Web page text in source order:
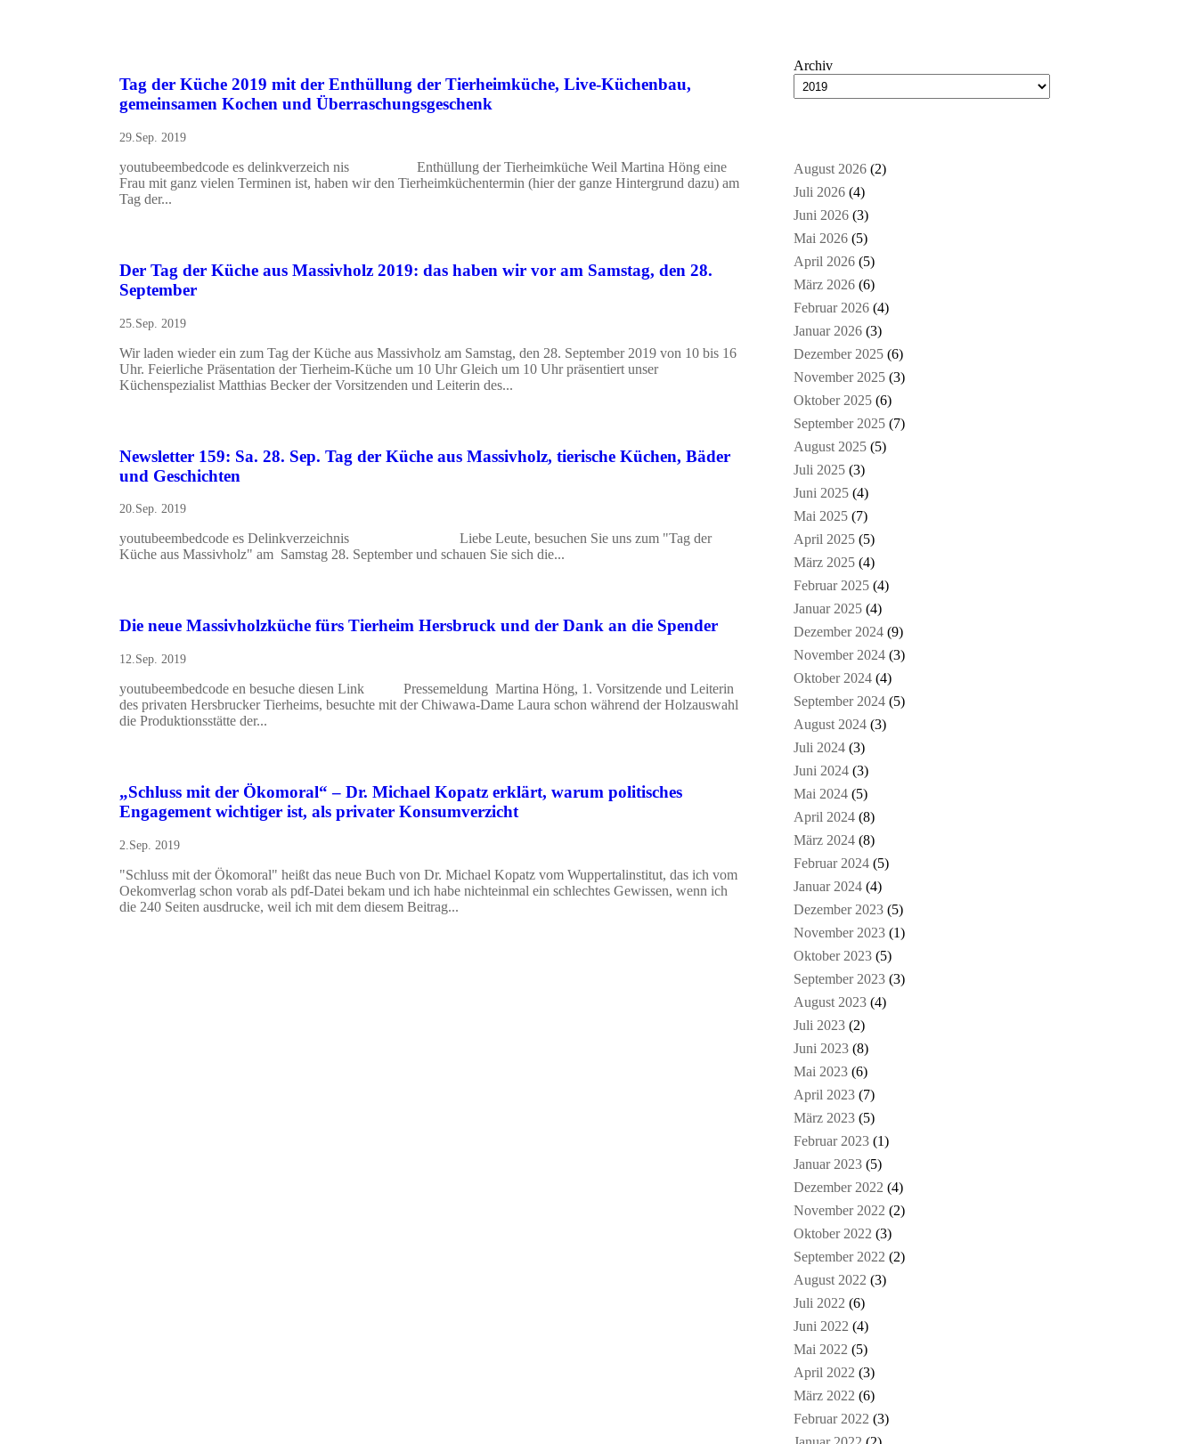
Tag der Küche 2019 mit der Enthüllung der Tierheimküche, Live-Küchenbau,
gemeinsamen Kochen und Überraschungsgeschenk
29.Sep. 2019
youtubeembedcode es delinkverzeich nis Enthüllung der Tierheimküche Weil Martina Höng eine
Frau mit ganz vielen Terminen ist, haben wir den Tierheimküchentermin (hier der ganze Hintergrund dazu) am
Tag der...
Der Tag der Küche aus Massivholz 2019: das haben wir vor am Samstag, den 28.
September
25.Sep. 2019
Wir laden wieder ein zum Tag der Küche aus Massivholz am Samstag, den 28. September 2019 von 10 bis 16
Uhr. Feierliche Präsentation der Tierheim-Küche um 10 Uhr Gleich um 10 Uhr präsentiert unser
Küchenspezialist Matthias Becker der Vorsitzenden und Leiterin des...
Newsletter 159: Sa. 28. Sep. Tag der Küche aus Massivholz, tierische Küchen, Bäder
und Geschichten
20.Sep. 2019
youtubeembedcode es Delinkverzeichnis Liebe Leute, besuchen Sie uns zum "Tag der
Küche aus Massivholz" am Samstag 28. September und schauen Sie sich die...
Die neue Massivholzküche fürs Tierheim Hersbruck und der Dank an die Spender
12.Sep. 2019
youtubeembedcode en besuche diesen Link Pressemeldung Martina Höng, 1. Vorsitzende und Leiterin
des privaten Hersbrucker Tierheims, besuchte mit der Chiwawa-Dame Laura schon während der Holzauswahl
die Produktionsstätte der...
„Schluss mit der Ökomoral“ – Dr. Michael Kopatz erklärt, warum politisches
Engagement wichtiger ist, als privater Konsumverzicht
2.Sep. 2019
"Schluss mit der Ökomoral" heißt das neue Buch von Dr. Michael Kopatz vom Wuppertalinstitut, das ich vom
Oekomverlag schon vorab als pdf-Datei bekam und ich habe nichteinmal ein schlechtes Gewissen, wenn ich
die 240 Seiten ausdrucke, weil ich mit dem diesem Beitrag...
Archiv
August 2026(2)
Juli 2026(4)
Juni 2026(3)
Mai 2026(5)
April 2026(5)
März 2026(6)
Februar 2026(4)
Januar 2026(3)
Dezember 2025(6)
November 2025(3)
Oktober 2025(6)
September 2025(7)
August 2025(5)
Juli 2025(3)
Juni 2025(4)
Mai 2025(7)
April 2025(5)
März 2025(4)
Februar 2025(4)
Januar 2025(4)
Dezember 2024(9)
November 2024(3)
Oktober 2024(4)
September 2024(5)
August 2024(3)
Juli 2024(3)
Juni 2024(3)
Mai 2024(5)
April 2024(8)
März 2024(8)
Februar 2024(5)
Januar 2024(4)
Dezember 2023(5)
November 2023(1)
Oktober 2023(5)
September 2023(3)
August 2023(4)
Juli 2023(2)
Juni 2023(8)
Mai 2023(6)
April 2023(7)
März 2023(5)
Februar 2023(1)
Januar 2023(5)
Dezember 2022 (4)
November 2022 (2)
Oktober 2022 (3)
September 2022 (2)
August 2022 (3)
Juli 2022 (6)
Juni 2022 (4)
Mai 2022 (5)
April 2022 (3)
März 2022 (6)
Februar 2022 (3)